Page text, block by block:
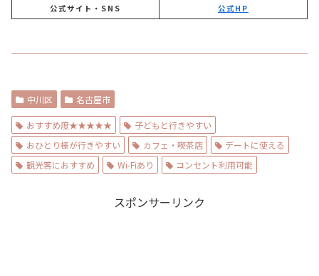
公式サイト・SNS
公式HP
中川区 名古屋市
おすすめ度★★★★★
子どもと行きやすい
おひとり様が行きやすい
カフェ・喫茶店
デートに使える
観光客におすすめ
Wi-Fiあり コンセント利用可能
スポンサーリンク